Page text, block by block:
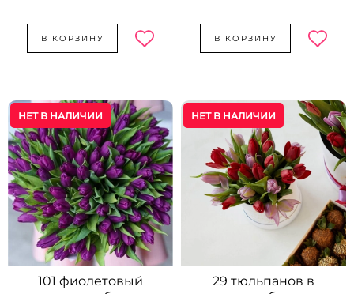
В КОРЗИНУ В КОРЗИНУ
НЕТ В НАЛИЧИИ
101 фиолетовый
НЕТ В НАЛИЧИИ
29 тюльпанов в